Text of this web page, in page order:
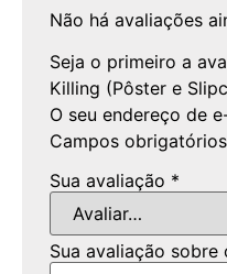
Não há avaliações
Seja o primeiro a
Killing (Pôster e
O seu endereço de
Campos
Sua avaliação *
Sua avaliação sobre